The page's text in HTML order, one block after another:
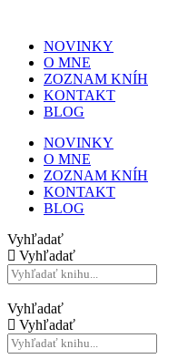
NOVINKY
O MNE
ZOZNAM KNÍH
KONTAKT
BLOG
NOVINKY
O MNE
ZOZNAM KNÍH
KONTAKT
BLOG
Vyhľadať
Vyhľadať
Vyhľadať
Vyhľadať